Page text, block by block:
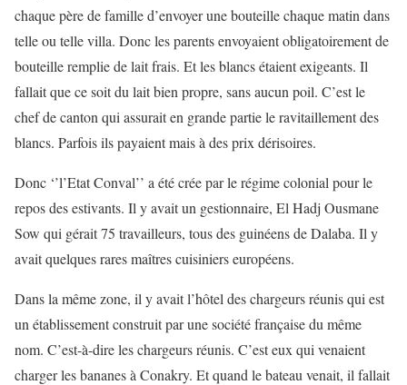
chaque père de famille d’envoyer une bouteille chaque matin dans
telle ou telle villa. Donc les parents envoyaient obligatoirement de
bouteille remplie de lait frais. Et les blancs étaient exigeants. Il
fallait que ce soit du lait bien propre, sans aucun poil. C’est le
chef de canton qui assurait en grande partie le ravitaillement des
blancs. Parfois ils payaient mais à des prix dérisoires.
Donc ‘’l’Etat Conval’’ a été crée par le régime colonial pour le
repos des estivants. Il y avait un gestionnaire, El Hadj Ousmane
Sow qui gérait 75 travailleurs, tous des guinéens de Dalaba. Il y
avait quelques rares maîtres cuisiniers européens.
Dans la même zone, il y avait l’hôtel des chargeurs réunis qui est
un établissement construit par une société française du même
nom. C’est-à-dire les chargeurs réunis. C’est eux qui venaient
charger les bananes à Conakry. Et quand le bateau venait, il fallait